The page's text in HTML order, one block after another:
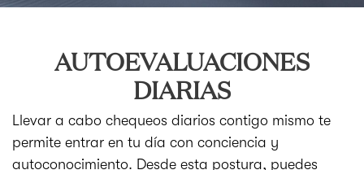
AUTOEVALUACIONES
DIARIAS
Llevar a cabo chequeos diarios contigo mismo te
permite entrar en tu día con conciencia y
autoconocimiento. Desde esta postura, puedes